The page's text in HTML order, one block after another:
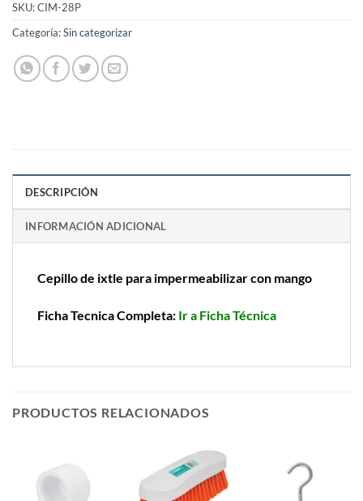
SKU:CIM-28P
Categoría:Sin categorizar
DESCRIPCIÓN
INFORMACIÓN ADICIONAL
Cepillo de ixtle para impermeabilizar con mango
Ficha Tecnica Completa: Ir a Ficha Técnica
PRODUCTOS RELACIONADOS